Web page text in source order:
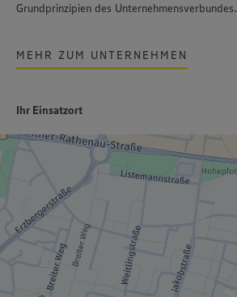
Grundprinzipien des Unternehmensverbundes.
MEHR ZUM UNTERNEHMEN
Ihr Einsatzort